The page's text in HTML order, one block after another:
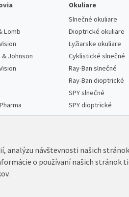
Lomb
& Johnson
Okuliare
Slnečné okuliare
Dioptrické okuliare
Lyžiarske okuliare
Cyklistické slnečné
Ray-Ban slnečné
Ray-Ban dioptrické
SPY slnečné
SPY dioptrické
analýzu návštevnosti našich
o používaní našich stránok